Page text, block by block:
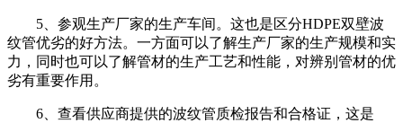
5、参观生产厂家的生产车间。这也是区分HDPE双壁波
纹管优劣的好方法。一方面可以了解生产厂家的生产规模和实
力，同时也可以了解管材的生产工艺和性能，对辨别管材的优
劣有重要作用。
6、查看供应商提供的波纹管质检报告和合格证，这是